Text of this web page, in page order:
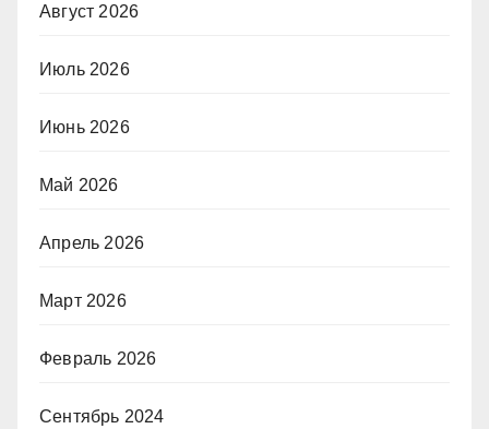
Август 2026
Июль 2026
Июнь 2026
Май 2026
Апрель 2026
Март 2026
Февраль 2026
Сентябрь 2024